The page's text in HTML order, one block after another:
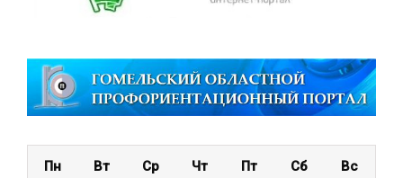
Пн Вт Ср Чт Пт Сб Вс